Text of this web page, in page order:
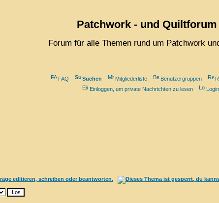
Patchwork - und Quiltforum
Forum für alle Themen rund um Patchwork
FAQ Suchen Mitgliederliste Benutzergruppen
Einloggen, um private Nachrichten zu lesen
Login